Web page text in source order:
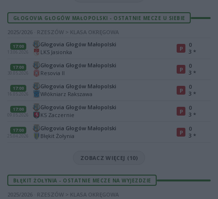
GŁOGOVIA GŁOGÓW MAŁOPOLSKI - OSTATNIE MECZE U SIEBIE
2025/2026 · RZESZÓW > KLASA OKRĘGOWA
17:00
13.06.2026
Głogovia Głogów Małopolski
LKS Jasionka
P
0
3 *
17:00
30.05.2026
Głogovia Głogów Małopolski
Resovia II
P
0
3 *
17:00
16.05.2026
Głogovia Głogów Małopolski
Włókniarz Rakszawa
P
0
3 *
17:00
09.05.2026
Głogovia Głogów Małopolski
KS Zaczernie
P
0
3 *
17:00
25.04.2026
Głogovia Głogów Małopolski
Błękit Żołynia
P
0
3 *
ZOBACZ WIĘCEJ (10)
BŁĘKIT ŻOŁYNIA - OSTATNIE MECZE NA WYJEZDZIE
2025/2026 · RZESZÓW > KLASA OKRĘGOWA